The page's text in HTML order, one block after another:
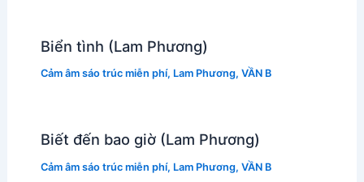
Biển tình (Lam Phương)
Cảm âm sáo trúc miễn phí, Lam Phương, VẦN B
Biết đến bao giờ (Lam Phương)
Cảm âm sáo trúc miễn phí, Lam Phương, VẦN B